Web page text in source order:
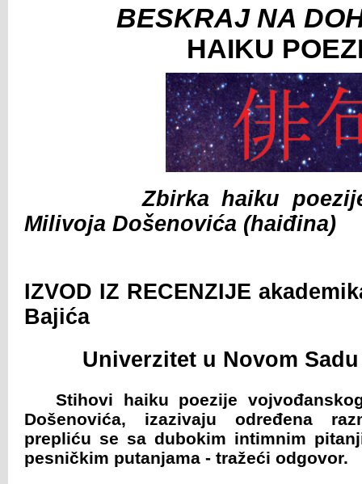
BESKRAJ NA
HAIKU
Zbirka haiku
Milivoja Došenovića (haiđina)
IZVOD IZ RECENZIJE
Bajića
Univerzitet u Novom Sadu
Stihovi haiku poezije
Došenovića, izazivaju određena
prepliću se sa dubokim intimnim
pesničkim putanjama - tražeći odgovor.